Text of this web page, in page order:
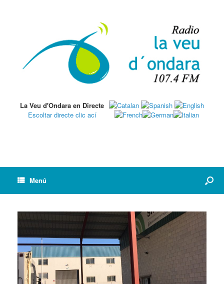
La Veu d'Ondara en Directe
Escoltar directe clic ací
Menú